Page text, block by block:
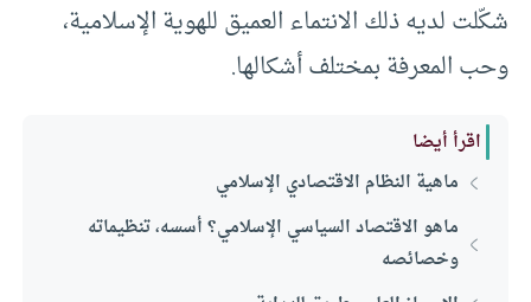
شكّلت لديه ذلك الانتماء العميق للهوية الإسلامية،
وحب المعرفة بمختلف أشكالها.
اقرأ أيضا
ماهية النظام الاقتصادي الإسلامي
ماهو الاقتصاد السياسي الإسلامي؟ أسسه، تنظيماته
وخصائصه